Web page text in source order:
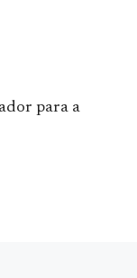
para a